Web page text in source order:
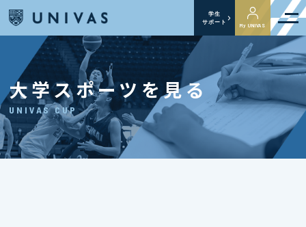
学生
サポート
My UNIVAS
大学スポーツを見る
UNIVAS CUP